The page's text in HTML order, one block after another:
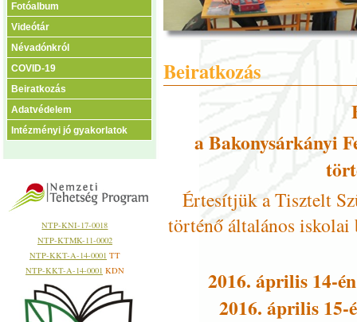
Fotóalbum
Videótár
Névadónkról
COVID-19
Beiratkozás
Adatvédelem
Intézményi jó gyakorlatok
NTP-KNI-17-0018
NTP-KTMK-11-0002
NTP-KKT-A-14-0001 TT
NTP-KKT-A-14-0001 KDN
Beiratkozás
a Bakonysárkányi
Értesítjük a Tisztelt
történő általános iskolai
2016. április 14-
2016. április 15-